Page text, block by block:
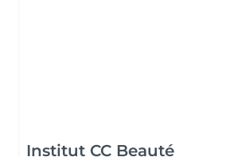
Institut CC Beauté